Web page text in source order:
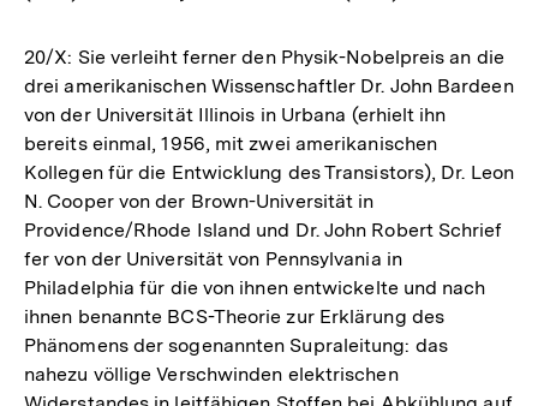
20/X: Sie verleiht ferner den Physik-Nobelpreis an die
drei amerikanischen Wissenschaftler Dr. John Bardeen
von der Universität Illinois in Urbana (erhielt ihn
bereits einmal, 1956, mit zwei amerikanischen
Kollegen für die Entwicklung des Transistors), Dr. Leon
N. Cooper von der Brown-Universität in
Providence/Rhode Island und Dr. John Robert Schrief
fer von der Universität von Pennsylvania in
Philadelphia für die von ihnen entwickelte und nach
ihnen benannte BCS-Theorie zur Erklärung des
Phänomens der sogenannten Supraleitung: das
nahezu völlige Verschwinden elektrischen